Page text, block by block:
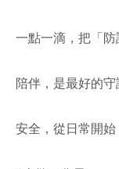
一點一滴，把「防
陪伴，是最好的守
安全，從日常開始